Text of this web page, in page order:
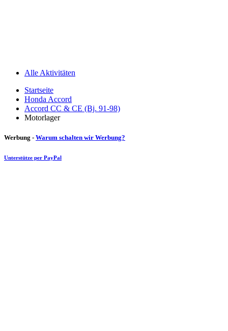
Alle Aktivitäten
Startseite
Honda Accord
Accord CC & CE (Bj. 91-98)
Motorlager
Werbung - Warum schalten wir Werbung?
Unterstütze per PayPal